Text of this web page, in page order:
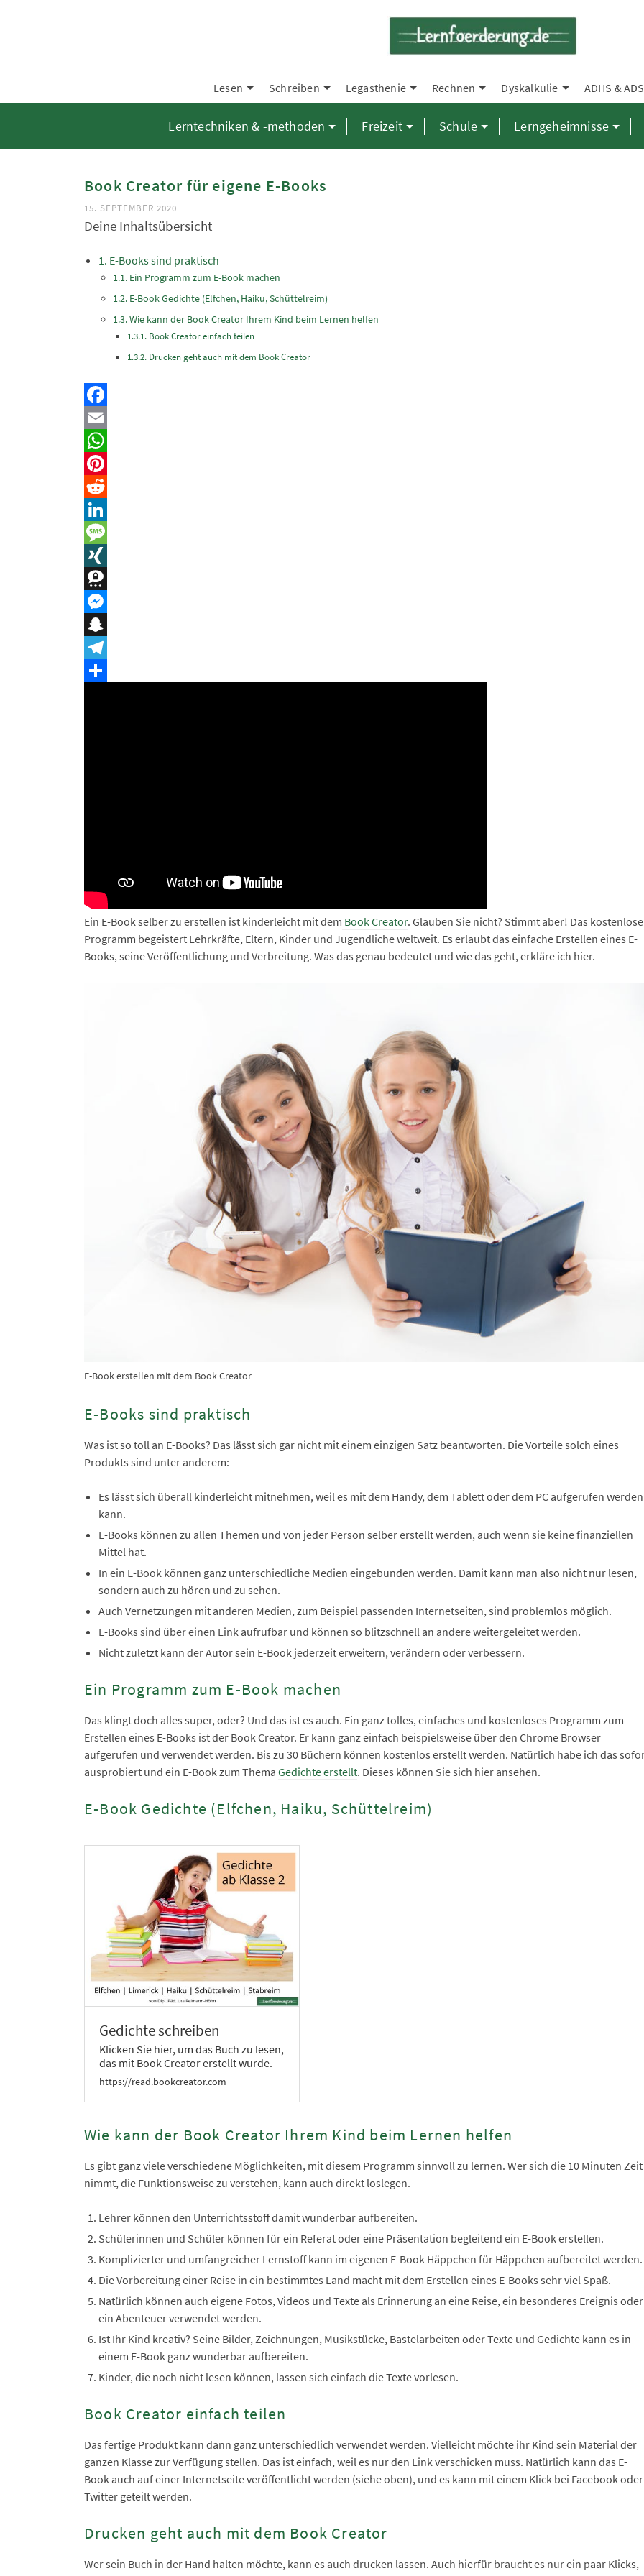
Lesen Schreiben Legasthenie Rechnen Dyskalkulie ADHS & ADS
Lerntechniken & -methoden Freizeit Schule Lerngeheimnisse
Book Creator für eigene E-Books
15. SEPTEMBER 2020
Deine Inhaltsübersicht
E-Books sind praktisch
Ein Programm zum E-Book machen
E-Book Gedichte (Elfchen, Haiku, Schüttelreim)
Wie kann der Book Creator Ihrem Kind beim Lernen helfen
Book Creator einfach teilen
Drucken geht auch mit dem Book Creator
Facebook
Email
WhatsApp
Pinterest
Reddit
LinkedIn
Message
XING
Threema
Messenger
Snapchat
Telegram
Ein E-Book selber zu erstellen ist kinderleicht mit dem Book Creator. Glauben Sie nicht? Stimmt aber! Das kostenlose
Programm begeistert Lehrkräfte, Eltern, Kinder und Jugendliche weltweit. Es erlaubt das einfache Erstellen eines E-
Books, seine Veröffentlichung und Verbreitung. Was das genau bedeutet und wie das geht, erkläre ich hier.
E-Book erstellen mit dem Book Creator
E-Books sind praktisch
Was ist so toll an E-Books? Das lässt sich gar nicht mit einem einzigen Satz beantworten. Die Vorteile solch eines
Produkts sind unter anderem:
Es lässt sich überall kinderleicht mitnehmen, weil es mit dem Handy, dem Tablett oder dem PC aufgerufen werden
kann.
E-Books können zu allen Themen und von jeder Person selber erstellt werden, auch wenn sie keine finanziellen
Mittel hat.
In ein E-Book können ganz unterschiedliche Medien eingebunden werden. Damit kann man also nicht nur lesen,
sondern auch zu hören und zu sehen.
Auch Vernetzungen mit anderen Medien, zum Beispiel passenden Internetseiten, sind problemlos möglich.
E-Books sind über einen Link aufrufbar und können so blitzschnell an andere weitergeleitet werden.
Nicht zuletzt kann der Autor sein E-Book jederzeit erweitern, verändern oder verbessern.
Ein Programm zum E-Book machen
Das klingt doch alles super, oder? Und das ist es auch. Ein ganz tolles, einfaches und kostenloses Programm zum
Erstellen eines E-Books ist der Book Creator. Er kann ganz einfach beispielsweise über den Chrome Browser
aufgerufen und verwendet werden. Bis zu 30 Büchern können kostenlos erstellt werden. Natürlich habe ich das
ausprobiert und ein E-Book zum Thema Gedichte erstellt. Dieses können Sie sich hier ansehen.
E-Book Gedichte (Elfchen, Haiku, Schüttelreim)
Gedichte schreiben
Klicken Sie hier, um das Buch zu lesen,
das mit Book Creator erstellt wurde.
https://read.bookcreator.com
Wie kann der Book Creator Ihrem Kind beim Lernen helfen
Es gibt ganz viele verschiedene Möglichkeiten, mit diesem Programm sinnvoll zu lernen. Wer sich die 10 Minuten Zeit
nimmt, die Funktionsweise zu verstehen, kann auch direkt loslegen.
Lehrer können den Unterrichtsstoff damit wunderbar aufbereiten.
Schülerinnen und Schüler können für ein Referat oder eine Präsentation begleitend ein E-Book erstellen.
Komplizierter und umfangreicher Lernstoff kann im eigenen E-Book Häppchen für Häppchen aufbereitet werden.
Die Vorbereitung einer Reise in ein bestimmtes Land macht mit dem Erstellen eines E-Books sehr viel Spaß.
Natürlich können auch eigene Fotos, Videos und Texte als Erinnerung an eine Reise, ein besonderes Ereignis oder
ein Abenteuer verwendet werden.
Ist Ihr Kind kreativ? Seine Bilder, Zeichnungen, Musikstücke, Bastelarbeiten oder Texte und Gedichte kann es in
einem E-Book ganz wunderbar aufbereiten.
Kinder, die noch nicht lesen können, lassen sich einfach die Texte vorlesen.
Book Creator einfach teilen
Das fertige Produkt kann dann ganz unterschiedlich verwendet werden. Vielleicht möchte ihr Kind sein Material der
ganzen Klasse zur Verfügung stellen. Das ist einfach, weil es nur den Link verschicken muss. Natürlich kann das E-
Book auch auf einer Internetseite veröffentlicht werden (siehe oben), und es kann mit einem Klick bei Facebook oder
Twitter geteilt werden.
Drucken geht auch mit dem Book Creator
Wer sein Buch in der Hand halten möchte, kann es auch drucken lassen. Auch hierfür braucht es nur ein paar Klicks,